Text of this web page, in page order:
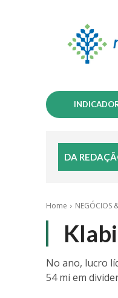
DA
Home NEGÓCIOS
No ano, lucro
54 mi em